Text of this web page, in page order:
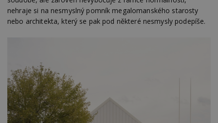
nehraje si na nesmyslný pomník megalomanského starosty
nebo architekta, který se pak pod některé nesmysly podepíše.